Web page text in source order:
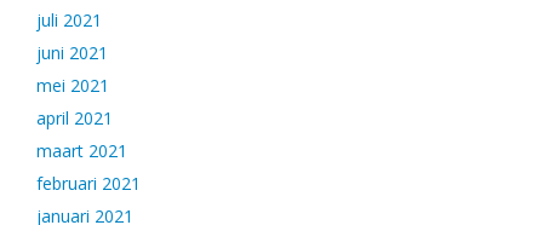
juli 2021
juni 2021
mei 2021
april 2021
maart 2021
februari 2021
januari 2021